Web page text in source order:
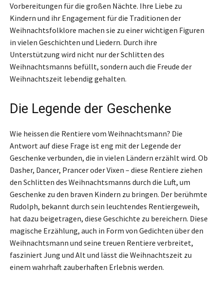
Vorbereitungen für die großen Nächte. Ihre Liebe zu
Kindern und ihr Engagement für die Traditionen der
Weihnachtsfolklore machen sie zu einer wichtigen Figuren
in vielen Geschichten und Liedern. Durch ihre
Unterstützung wird nicht nur der Schlitten des
Weihnachtsmanns befüllt, sondern auch die Freude der
Weihnachtszeit lebendig gehalten.
Die Legende der Geschenke
Wie heissen die Rentiere vom Weihnachtsmann? Die
Antwort auf diese Frage ist eng mit der Legende der
Geschenke verbunden, die in vielen Ländern erzählt wird. Ob
Dasher, Dancer, Prancer oder Vixen – diese Rentiere ziehen
den Schlitten des Weihnachtsmanns durch die Luft, um
Geschenke zu den braven Kindern zu bringen. Der berühmte
Rudolph, bekannt durch sein leuchtendes Rentiergeweih,
hat dazu beigetragen, diese Geschichte zu bereichern. Diese
magische Erzählung, auch in Form von Gedichten über den
Weihnachtsmann und seine treuen Rentiere verbreitet,
fasziniert Jung und Alt und lässt die Weihnachtszeit zu
einem wahrhaft zauberhaften Erlebnis werden.